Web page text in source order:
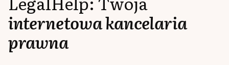
internetowa kancelaria
prawna